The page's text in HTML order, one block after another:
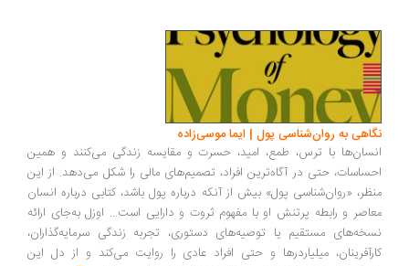
به روان‌شناسی پول | ایما موسی‌زاده
با ترس، طمع، امید، حسرت و مقایسه زندگی می‌کنند و همین
حتی در آگاه‌ترین افراد، تصمیم‌های مالی را شکل می‌دهد. از این
«روان‌شناسی پول» بیش از آنکه درباره پول باشد، کتابی درباره انسان
و رابطه پرتنش او با مفهوم ثروت و دارایی است... اوزل به‌جای ارائه
مستقیم یا توصیه‌های دستوری، تجربه زندگی سرمایه‌گذاران،
میلیاردرها و حتی افراد عادی را روایت می‌کند و از دل این